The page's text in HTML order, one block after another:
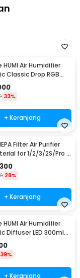
HUMI Air Humidifier
Classic Drop RGB
3L - H98
33%
+ Keranjang
Filter Air Purifier
for 1/2/3/2S/Pro -
28%
+ Keranjang
HUMI Air Humidifier
Diffuser LED 300ml
- A770
39%
+ Keranjang